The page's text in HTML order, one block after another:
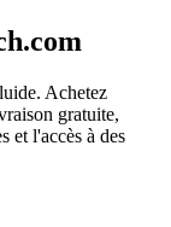
Achetez
gratuite,
et l'accès à des